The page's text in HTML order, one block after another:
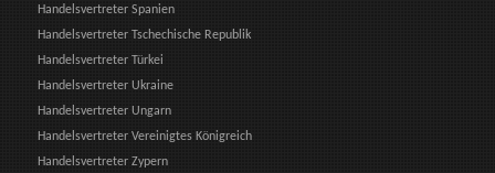
Handelsvertreter Spanien
Handelsvertreter Tschechische Republik
Handelsvertreter Türkei
Handelsvertreter Ukraine
Handelsvertreter Ungarn
Handelsvertreter Vereinigtes Königreich
Handelsvertreter Zypern